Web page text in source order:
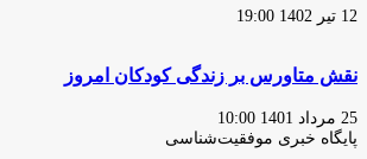
12 تیر 1402 19:00
نقش متاورس بر زندگی کودکان امروز
25 مرداد 1401 10:00
پایگاه‌ خبری موفقیت‌شناسی